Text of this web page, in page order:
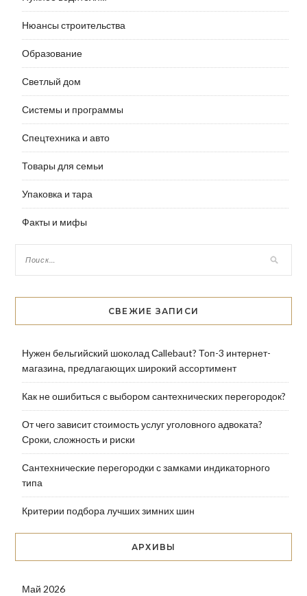
Нюансы строительства
Образование
Светлый дом
Системы и программы
Спецтехника и авто
Товары для семьи
Упаковка и тара
Факты и мифы
СВЕЖИЕ ЗАПИСИ
Нужен бельгийский шоколад Сallebaut? Топ-3 интернет-
магазина, предлагающих широкий ассортимент
Как не ошибиться с выбором сантехнических перегородок?
От чего зависит стоимость услуг уголовного адвоката?
Сроки, сложность и риски
Сантехнические перегородки с замками индикаторного
типа
Критерии подбора лучших зимних шин
АРХИВЫ
Май 2026